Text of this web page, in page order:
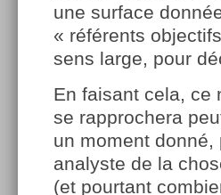
une surface
« référents
sens large, pour
En faisant cela, ce
se rapprochera
un moment
analyste de la
(et pourtant